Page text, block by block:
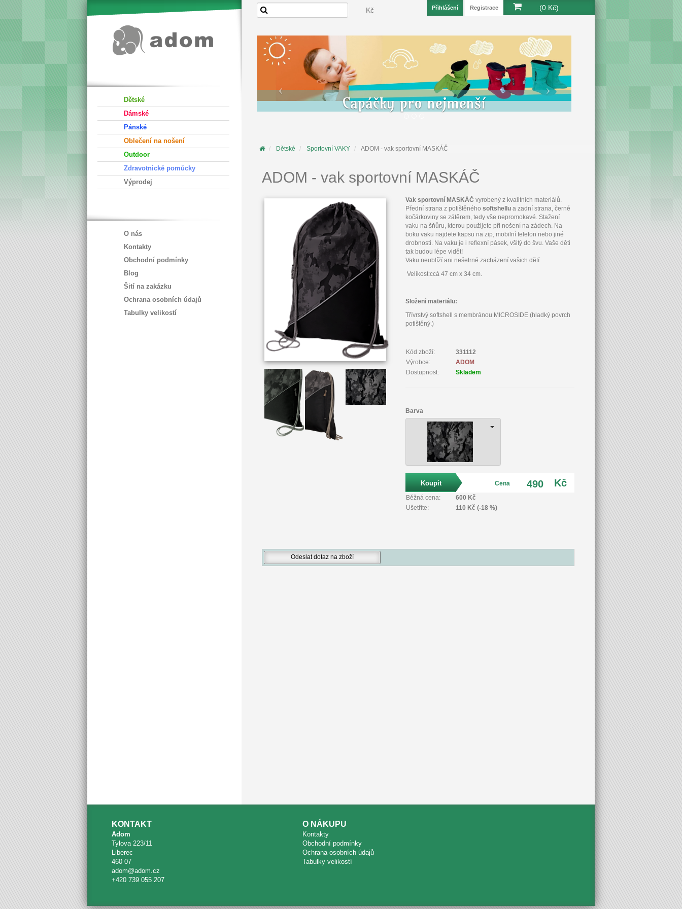
Dětské
Dámské
Pánské
Oblečení na nošení
Outdoor
Zdravotnické pomůcky
Výprodej
O nás
Kontakty
Obchodní podmínky
Blog
Šití na zakázku
Ochrana osobních údajů
Tabulky velikostí
Přihlášení Registrace
Kč (0 Kč)
Capáčky pro nejmenší
Dětské Sportovní VAKY ADOM - vak sportovní MASKÁČ
ADOM - vak sportovní MASKÁČ
Vak sportovní MASKÁČ vyrobený z kvalitních materiálů.
Přední strana z potištěného softshellu a zadní strana, černé
kočárkoviny se zátěrem, tedy vše nepromokavé. Stažení
vaku na šňůru, kterou použijete při nošení na zádech. Na
boku vaku najdete kapsu na zip, mobilní telefon nebo jiné
drobnosti. Na vaku je i reflexní pásek, všitý do švu. Vaše děti
tak budou lépe vidět!
Vaku neublíží ani nešetrné zacházení vašich dětí.
Velikost:ccá 47 cm x 34 cm.
Složení materiálu:
Třívrstvý softshell s membránou MICROSIDE (hladký povrch
potištěný.)
Kód zboží:
331112
Výrobce:
ADOM
Dostupnost:
Skladem
Barva
Cena 490 Kč
Běžná cena:
600 Kč
Ušetříte:
110 Kč (-18 %)
KONTAKT
Adom
Tylova 223/11
Liberec
460 07
adom@adom.cz
+420 739 055 207
O NÁKUPU
Kontakty
Obchodní podmínky
Ochrana osobních údajů
Tabulky velikostí